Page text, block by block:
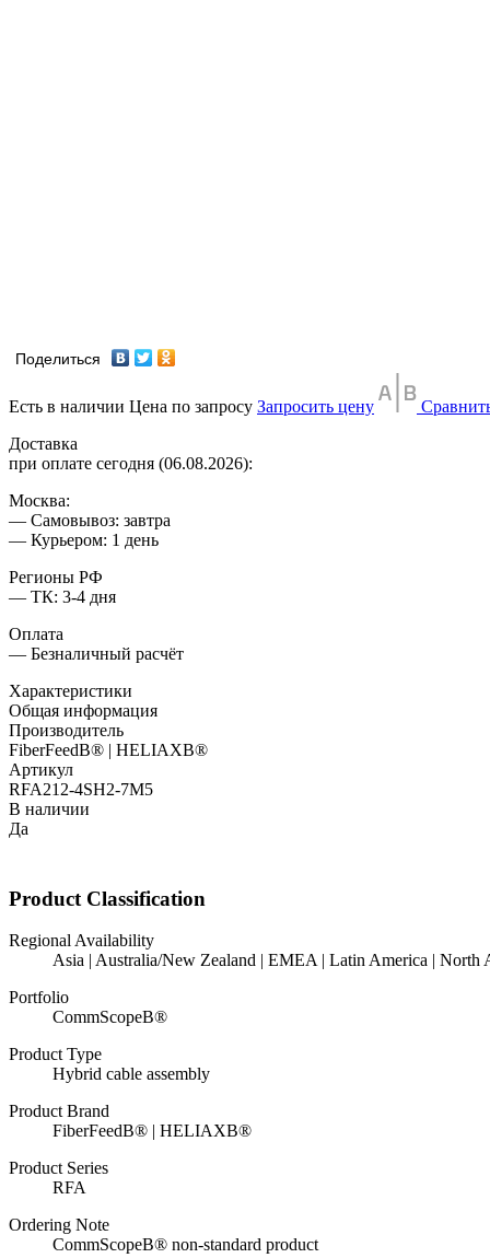
Поделиться
Есть в наличии Цена по запросу Запросить цену
Доставка
при оплате сегодня (06.08.2026):
Москва:
— Самовывоз: завтра
— Курьером: 1 день
Регионы РФ
— ТК: 3-4 дня
Оплата
— Безналичный расчёт
Характеристики
Общая информация
Производитель
FiberFeedВ® | HELIAXВ®
Артикул
RFA212-4SH2-7M5
В наличии
Да
Product Classification
Regional Availability
Asia | Australia/New Zealand | EMEA | Latin America | North
Portfolio
CommScopeВ®
Product Type
Hybrid cable assembly
Product Brand
FiberFeedВ® | HELIAXВ®
Product Series
RFA
Ordering Note
CommScopeВ® non-standard product